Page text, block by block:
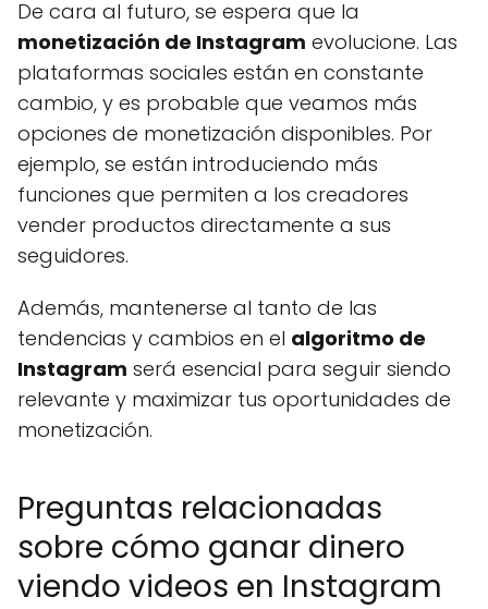
De cara al futuro, se espera que la
monetización de Instagram evolucione. Las
plataformas sociales están en constante
cambio, y es probable que veamos más
opciones de monetización disponibles. Por
ejemplo, se están introduciendo más
funciones que permiten a los creadores
vender productos directamente a sus
seguidores.
Además, mantenerse al tanto de las
tendencias y cambios en el algoritmo de
Instagram será esencial para seguir siendo
relevante y maximizar tus oportunidades de
monetización.
Preguntas relacionadas
sobre cómo ganar dinero
viendo videos en Instagram